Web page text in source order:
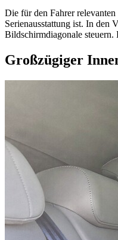
Die für den Fahrer
Serienausstattung ist. In den
Bildschirmdiagonale
Großzügiger